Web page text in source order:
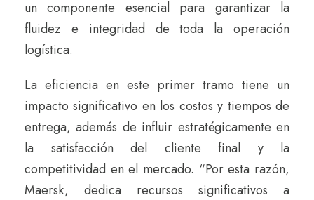
un componente esencial para garantizar la
fluidez e integridad de toda la operación
logística.
La eficiencia en este primer tramo tiene un
impacto significativo en los costos y tiempos de
entrega, además de influir estratégicamente en
la satisfacción del cliente final y la
competitividad en el mercado. “Por esta razón,
Maersk, dedica recursos significativos a